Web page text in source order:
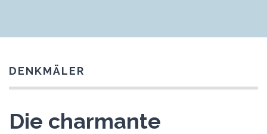
DENKMÄLER
Die charmante